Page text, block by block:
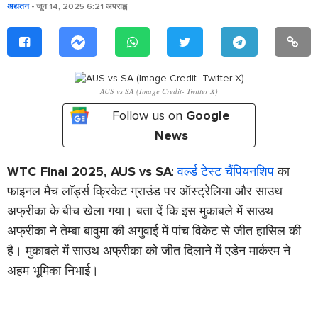
अद्यतन- जून 14, 2025 6:21 अपराह्न
AUS vs SA (Image Credit- Twitter X)
Follow us on Google
News
WTC Final 2025, AUS vs SA:वर्ल्ड टेस्ट चैंपियनशिपका
फाइनल मैच लाॅर्ड्स क्रिकेट ग्राउंड पर ऑस्ट्रेलिया और साउथ
अफ्रीका के बीच खेला गया। बता दें कि इस मुकाबले में साउथ
अफ्रीका ने तेम्बा बावुमा की अगुवाई में पांच विकेट से जीत हासिल की
है। मुकाबले में साउथ अफ्रीका को जीत दिलाने में एडेन मार्करम ने
अहम भूमिका निभाई।